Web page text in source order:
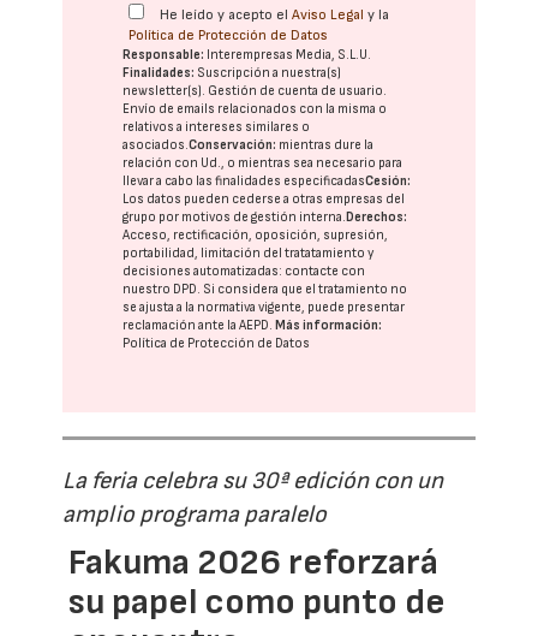
He leído y acepto elAviso Legal y la
Política de Protección de Datos
Responsable: Interempresas Media, S.L.U.
Finalidades: Suscripción a nuestra(s)
newsletter(s). Gestión de cuenta de usuario.
Envío de emails relacionados con la misma o
relativos a intereses similares o
asociados.Conservación: mientras dure la
relación con Ud., o mientras sea necesario para
llevar a cabo las finalidades especificadasCesión:
Los datos pueden cederse a otras empresas del
grupo por motivos de gestión interna. Derechos:
Acceso, rectificación, oposición, supresión,
portabilidad, limitación del tratatamiento y
decisiones automatizadas: contacte con
nuestro DPD. Si considera que el tratamiento no
se ajusta a la normativa vigente, puede presentar
reclamación ante laAEPD. Más información:
Política de Protección de Datos
La feria celebra su 30ª edición con un
amplio programa paralelo
Fakuma 2026 reforzará
su papel como punto de